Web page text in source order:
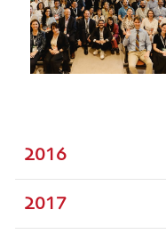
2016
2017